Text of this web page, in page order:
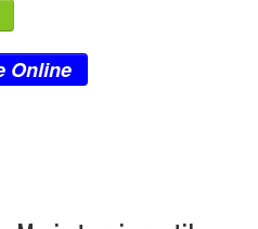
Online